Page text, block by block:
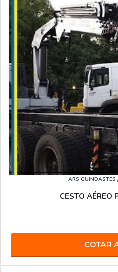
ARS GUINDASTES
CESTO AÉREO
COTAR